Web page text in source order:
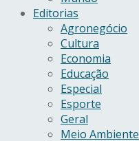
Editorias
Agronegócio
Cultura
Economia
Educação
Especial
Esporte
Geral
Meio Ambiente